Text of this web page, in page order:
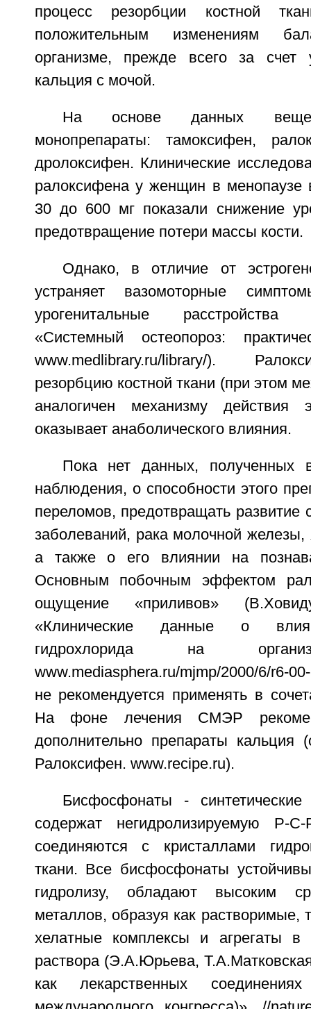
процесс резорбции костной
положительным изменениям
организме, прежде всего за счет
кальция с мочой.
На основе данных
монопрепараты: тамоксифен,
дролоксифен. Клинические
ралоксифена у женщин в менопаузе
30 до 600 мг показали снижение
предотвращение потери массы кости.
Однако, в отличие от
устраняет вазомоторные
урогенитальные
«Системный остеопороз:
www.medlibrary.ru/library/).
резорбцию костной ткани (при этом
аналогичен механизму действия
оказывает анаболического влияния.
Пока нет данных, полученных
наблюдения, о способности этого
переломов, предотвращать развитие
заболеваний, рака молочной железы,
а также о его влиянии на
Основным побочным эффектом
ощущение «приливов»
«Клинические данные о
гидрохлорида на
www.mediasphera.ru/mjmp/2000/6/r6-
не рекомендуется применять в
На фоне лечения СМЭР
дополнительно препараты кальция
Ралоксифен. www.recipe.ru).
Бисфосфонаты -
содержат негидролизируемую Р-
соединяются с кристаллами
ткани. Все бисфосфонаты
гидролизу, обладают высоким
металлов, образуя как растворимые,
хелатные комплексы и агрегаты в
раствора (Э.А.Юрьева,
как лекарственных